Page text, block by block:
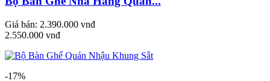
Giá bán: 2.390.000 vnđ
2.550.000 vnđ
-17%